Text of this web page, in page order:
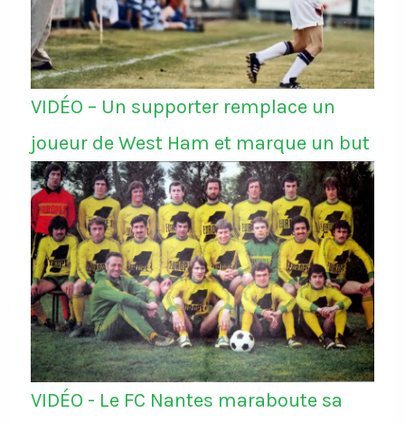
VIDÉO – Un supporter remplace un
joueur de West Ham et marque un but
VIDÉO - Le FC Nantes maraboute sa